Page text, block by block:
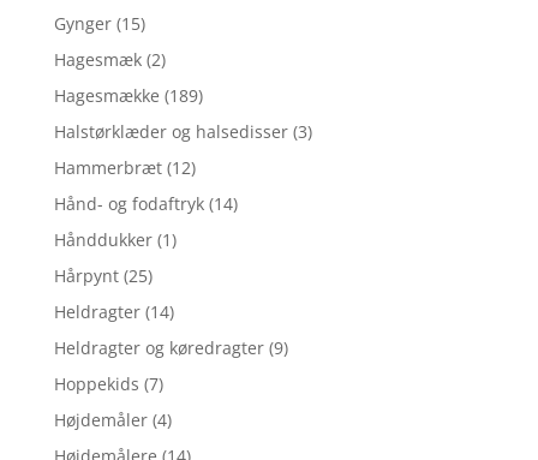
Gynger (15)
Hagesmæk (2)
Hagesmække (189)
Halstørklæder og halsedisser (3)
Hammerbræt (12)
Hånd- og fodaftryk (14)
Hånddukker (1)
Hårpynt (25)
Heldragter (14)
Heldragter og køredragter (9)
Hoppekids (7)
Højdemåler (4)
Højdemålere (14)